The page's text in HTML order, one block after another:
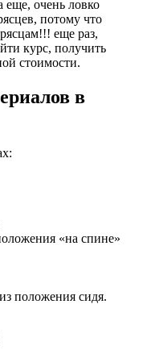
очень ловко
потому что
еще раз,
курс, получить
стоимости.
в
«на спине»
положения сидя.